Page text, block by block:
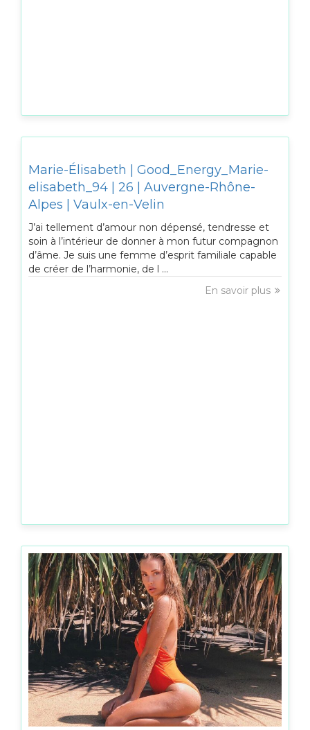
Marie-Élisabeth | Good_Energy_Marie-
elisabeth_94 | 26 | Auvergne-Rhône-
Alpes | Vaulx-en-Velin
J’ai tellement d’amour non dépensé, tendresse et
soin à l’intérieur de donner à mon futur compagnon
d’âme. Je suis une femme d’esprit familiale capable
de créer de l’harmonie, de l ...
En savoir plus